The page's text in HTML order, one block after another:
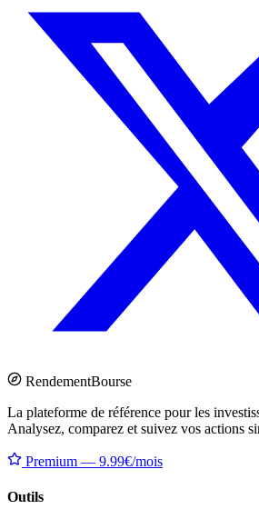
RendementBourse
La plateforme de référence pour les
Analysez, comparez et suivez vos actions
Premium — 9.99€/mois
Outils